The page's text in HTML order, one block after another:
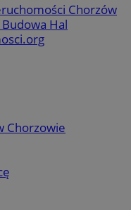
Chorzów
Hal
Chorzowie